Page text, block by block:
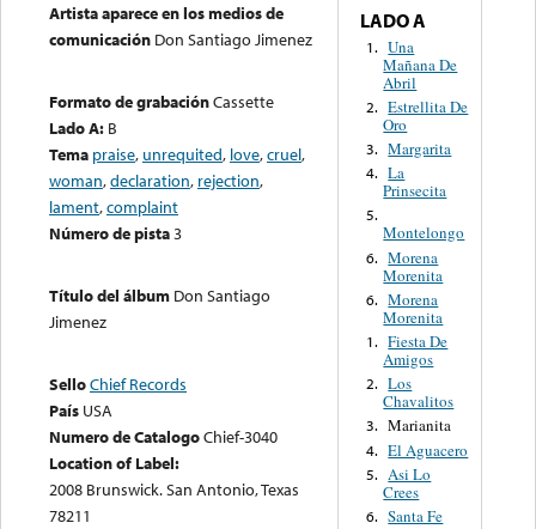
Artista aparece en los medios de
comunicación Don Santiago Jimenez
Formato de grabaciónCassette
Lado A: B
Tema praise, unrequited, love,cruel,
woman,declaration, rejection,
lament,complaint
Número de pista3
Título del álbum Don Santiago
Jimenez
SelloChief Records
País USA
Numero de CatalogoChief-3040
Location of Label:
2008 Brunswick. San Antonio, Texas
78211
LADO A
1. Una
Mañana De
Abril
2. Estrellita De
Oro
3. Margarita
4. La
Prinsecita
5.
Montelongo
6. Morena
Morenita
6. Morena
Morenita
1. Fiesta De
Amigos
2. Los
Chavalitos
3. Marianita
4. El Aguacero
5. Asi Lo
Crees
6. Santa Fe